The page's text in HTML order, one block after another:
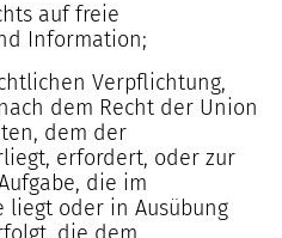
auf freie
Information;
Verpflichtung,
dem Recht der Union
dem der
erfordert, oder zur
die im
oder in Ausübung